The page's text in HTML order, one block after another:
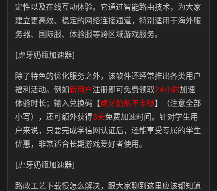
定性以及在线互动体验。它通过智能路由技术，为大家
建立更高效、稳定的网络连接通道，特别适用于海外服
务器、国际服、体验服等跨区域游戏服务。
[虎牙奶瓶加速器]
除了特色的优化服务之外，该软件还经常推出各类用户
福利活动。例如新用户注册即可免费领取24小时加速
体验时长；输入兑换码【虎牙奶瓶不卡顿】（注意全部
小写），还可额外获得3天免费加速时间。针对学生用
户来说，只要完成学信网认证后，还能享受专属的学生
优惠，非常适合长期游戏爱好者使用。
[虎牙奶瓶加速器]
路政工艺下载慢怎么解决，跟大家聊到这里应该都知道